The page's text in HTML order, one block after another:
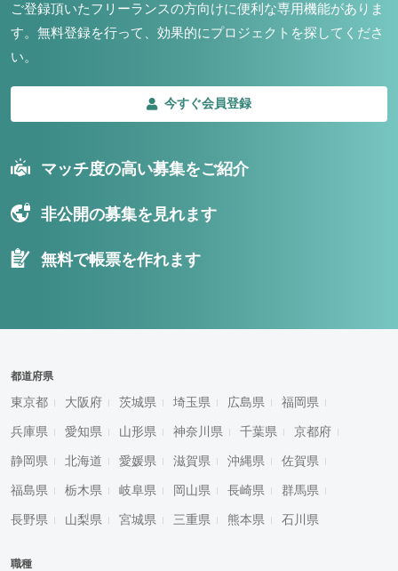
ご登録頂いたフリーランスの方向けに便利な専用機能がありま
す。 無料登録を行って、効果的にプロジェクトを探してくださ
い。
今すぐ会員登録
マッチ度の高い募集をご紹介
非公開の募集を見れます
無料で帳票を作れます
都道府県
東京都 大阪府 茨城県 埼玉県 広島県 福岡県
兵庫県 愛知県 山形県 神奈川県 千葉県 京都府
静岡県 北海道 愛媛県 滋賀県 沖縄県 佐賀県
福島県 栃木県 岐阜県 岡山県 長崎県 群馬県
長野県 山梨県 宮城県 三重県 熊本県 石川県
職種